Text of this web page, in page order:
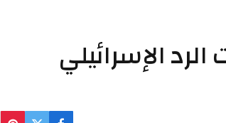
الإسرائيلي